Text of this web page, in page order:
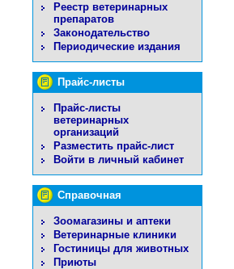
Реестр ветеринарных
препаратов
Законодательство
Периодические издания
Прайс-листы
Прайс-листы
ветеринарных
организаций
Разместить прайс-лист
Войти в личный кабинет
Справочная
Зоомагазины и аптеки
Ветеринарные клиники
Гостиницы для животных
Приюты